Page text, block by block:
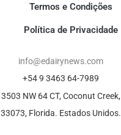
Termos e Condições
Política de Privacidade
info@edairynews.com
+54 9 3463 64-7989
3503 NW 64 CT, Coconut Creek,
33073, Florida. Estados Unidos.